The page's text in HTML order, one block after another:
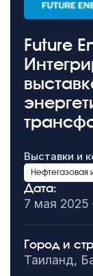
Future
Выставки и
Нефтегазовая
Дата:
7 мая
Город и
Таиланд,